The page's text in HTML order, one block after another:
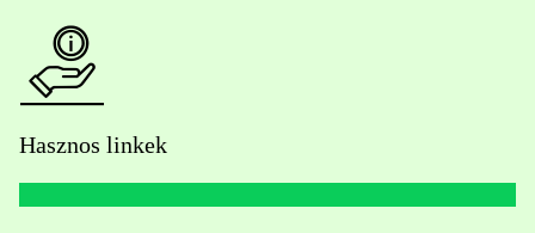
Hasznos linkek